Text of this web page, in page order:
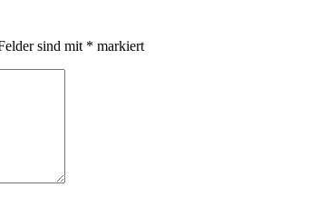
sind mit * markiert